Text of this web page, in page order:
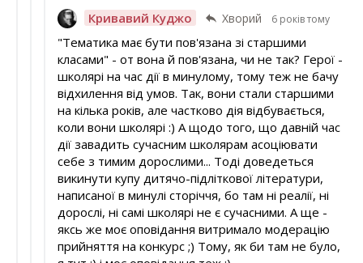
Кривавий Куджо Хворий 6 років тому
"Тематика має бути пов'язана зі старшими
класами" - от вона й пов'язана, чи не так? Герої -
школярі на час дії в минулому, тому теж не бачу
відхилення від умов. Так, вони стали старшими
на кілька років, але частково дія відбувається,
коли вони школярі :) А щодо того, що давній час
дії завадить сучасним школярам асоціювати
себе з тимим дорослими... Тоді доведеться
викинути купу дитячо-підліткової літератури,
написаної в минулі сторіччя, бо там ні реалії, ні
дорослі, ні самі школярі не є сучасними. А ще -
яксь же моє оповідання витримало модерацію
прийняття на конкурс ;) Тому, як би там не було,